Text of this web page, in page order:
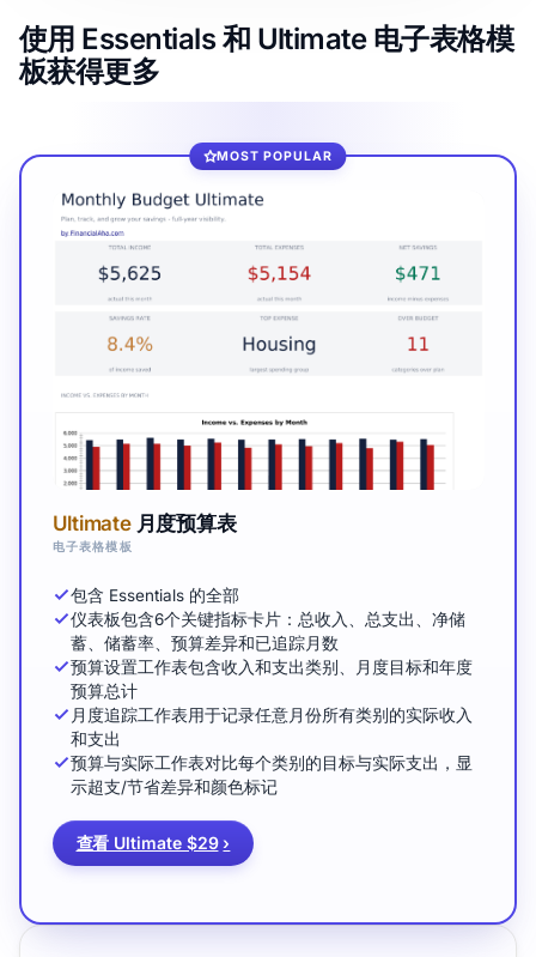
使用 Essentials 和 Ultimate 电子表格模
板获得更多
MOST POPULAR
Ultimate月度预算表
电子表格模板
包含 Essentials 的全部
仪表板包含6个关键指标卡片：总收入、总支出、净储
蓄、储蓄率、预算差异和已追踪月数
预算设置工作表包含收入和支出类别、月度目标和年度
预算总计
月度追踪工作表用于记录任意月份所有类别的实际收入
和支出
预算与实际工作表对比每个类别的目标与实际支出，显
示超支/节省差异和颜色标记
查看 Ultimate $29 ›